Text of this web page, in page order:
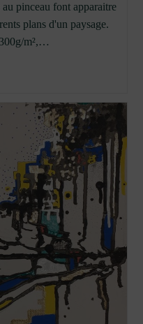
pinceau font apparaitre
plans d'un paysage.
m²,…